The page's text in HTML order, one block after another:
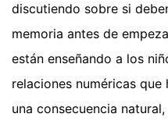
discutiendo sobre si
memoria antes de
están enseñando a los
relaciones numéricas
una consecuencia